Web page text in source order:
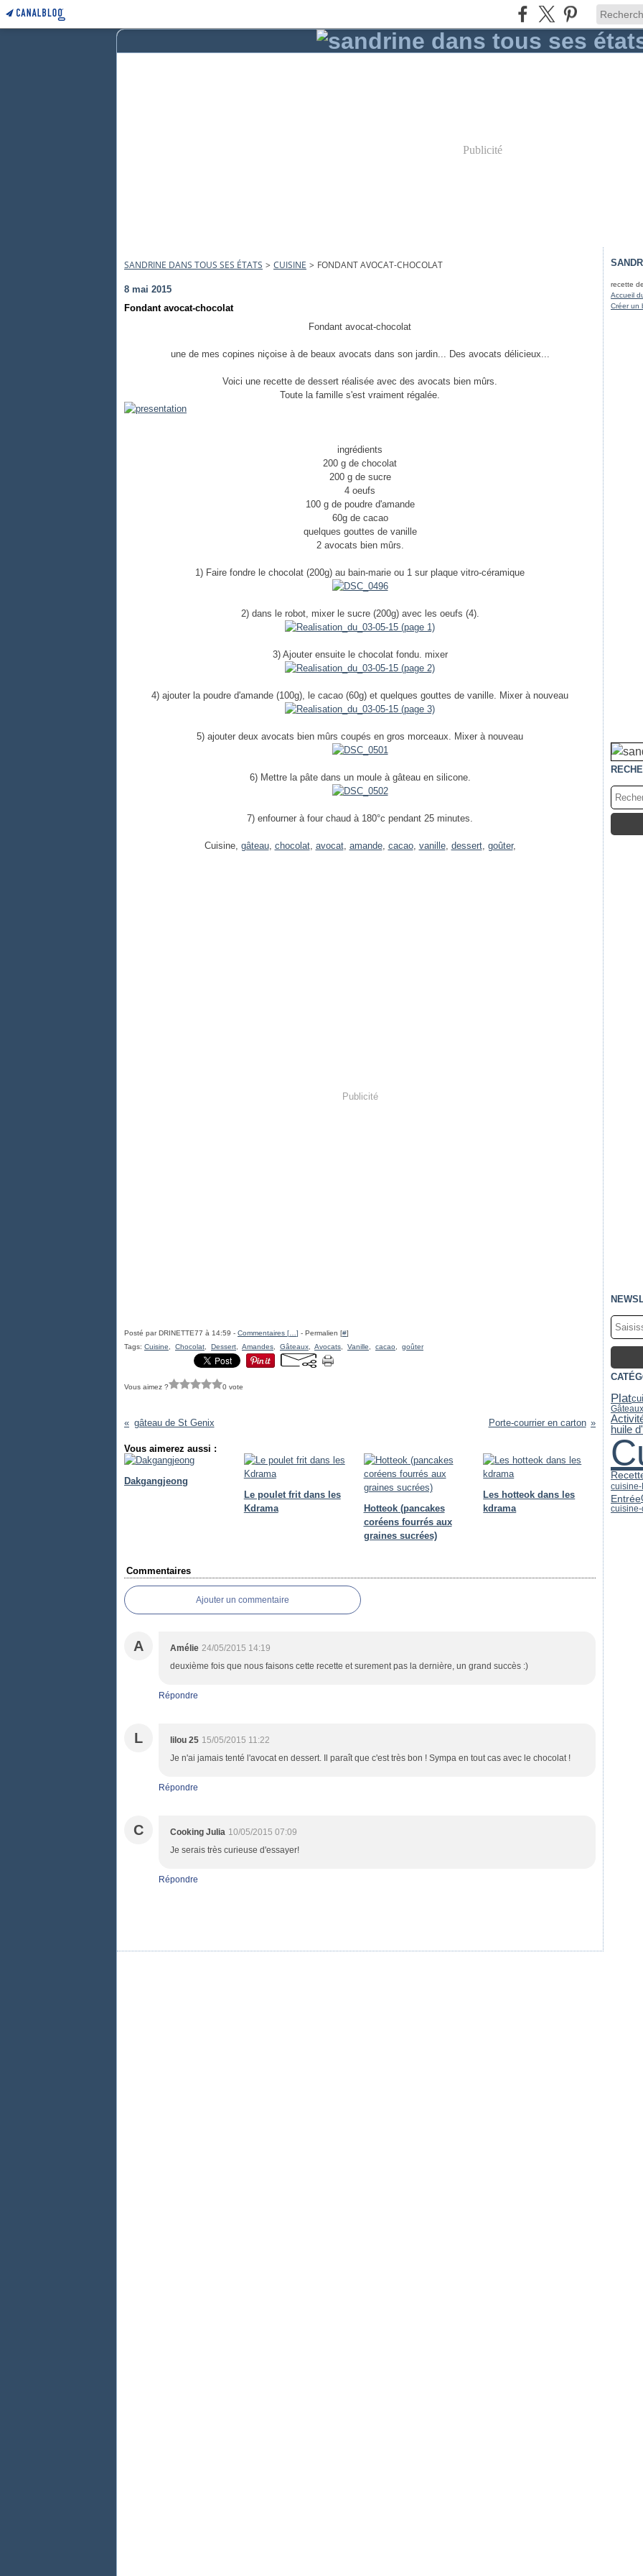
Publicité
SANDRINE DANS TOUS SES ÉTATS > CUISINE > FONDANT AVOCAT-CHOCOLAT
8 mai 2015
Fondant avocat-chocolat
Fondant avocat-chocolat
une de mes copines niçoise à de beaux avocats dans son jardin... Des avocats délicieux...
Voici une recette de dessert réalisée avec des avocats bien mûrs.
Toute la famille s'est vraiment régalée.
ingrédients
200 g de chocolat
200 g de sucre
4 oeufs
100 g de poudre d'amande
60g de cacao
quelques gouttes de vanille
2 avocats bien mûrs.
1) Faire fondre le chocolat (200g) au bain-marie ou 1 sur plaque vitro-céramique
2) dans le robot, mixer le sucre (200g) avec les oeufs (4).
3) Ajouter ensuite le chocolat fondu. mixer
4) ajouter la poudre d'amande (100g), le cacao (60g) et quelques gouttes de vanille. Mixer à nouveau
5) ajouter deux avocats bien mûrs coupés en gros morceaux. Mixer à nouveau
6) Mettre la pâte dans un moule à gâteau en silicone.
7) enfourner à four chaud à 180°c pendant 25 minutes.
Cuisine, gâteau, chocolat, avocat, amande, cacao, vanille, dessert, goûter,
Publicité
Posté par DRINETTE77 à 14:59 - Commentaires [ ] - Permalien [#]
Tags: Cuisine Chocolat Dessert Amandes Gâteaux Avocats Vanille cacao goûter
Vous aimez ? 0 vote
gâteau de St Genix Porte-courrier en carton
Vous aimerez aussi :
Dakgangjeong
Le poulet frit dans les
Kdrama
Hotteok (pancakes
coréens fourrés aux
graines sucrées)
Les hotteok dans les
kdrama
Commentaires
Ajouter un commentaire
A Amélie 24/05/2015 14:19
deuxième fois que nous faisons cette recette et surement pas la dernière, un grand succès :)
Répondre
L lilou 25 15/05/2015 11:22
Je n'ai jamais tenté l'avocat en dessert. Il paraît que c'est très bon ! Sympa en tout cas avec le chocolat !
Répondre
C Cooking Julia 10/05/2015 07:09
Je serais très curieuse d'essayer!
Répondre
recette
Accueil
Créer un
Plat
huile
cuisine-
Entrée